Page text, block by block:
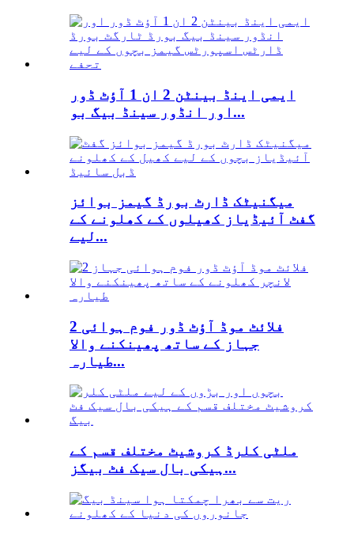
ایمی اینڈ بینٹن 2 ان 1 آؤٹ ڈور
اور انڈور سینڈ بیگ بو...
میگنیٹک ڈارٹ بورڈ گیمز بوائز
گفٹ آئیڈیاز کھیلوں کے کھلونے کے
لیے...
2 فلائٹ موڈ آؤٹ ڈور فوم ہوائی
جہاز کے ساتھ پھینکنے والا
طیارہ...
ملٹی کلرڈ کروشیٹ مختلف قسم کے
ہیکی بال سیک فٹ بیگز...